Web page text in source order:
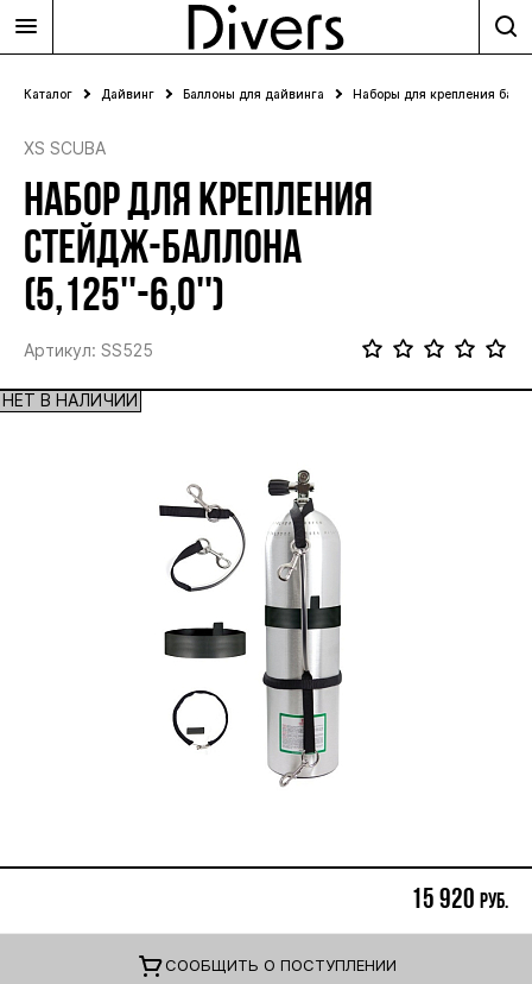
Каталог Дайвинг Баллоны для дайвинга Наборы для крепления
XS SCUBA
НАБОР ДЛЯ КРЕПЛЕНИЯ
СТЕЙДЖ-БАЛЛОНА
(5,125''-6,0'')
Артикул: SS525
НЕТ В НАЛИЧИИ
15 920 руб.
CООБЩИТЬ О ПОСТУПЛЕНИИ